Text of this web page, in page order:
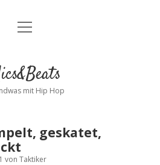
Kontakt
facebookinstagram
bandcamp
spotify
Menü
mit Hip Hop
geskatet,
von Taktiker